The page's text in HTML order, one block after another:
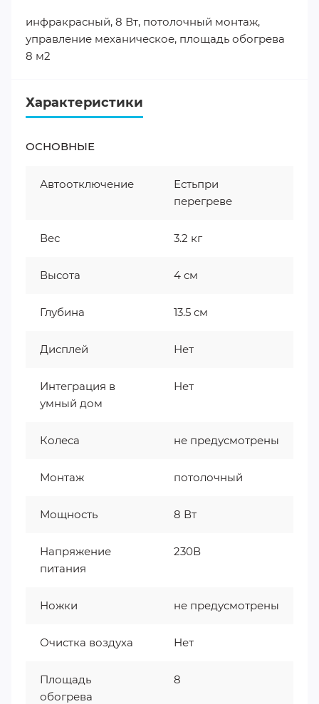
инфракрасный, 8 Вт, потолочный монтаж,
управление механическое, площадь обогрева
8 м2
Характеристики
ОСНОВНЫЕ
Автоотключение
Естьпри
перегреве
Вес 3.2 кг
Высота 4 см
Глубина 13.5 см
Дисплей Нет
Интеграция в
умный дом
Нет
Колеса не предусмотрены
Монтаж потолочный
Мощность 8 Вт
Напряжение
питания
230В
Ножки не предусмотрены
Очистка воздуха Нет
Площадь
обогрева
8